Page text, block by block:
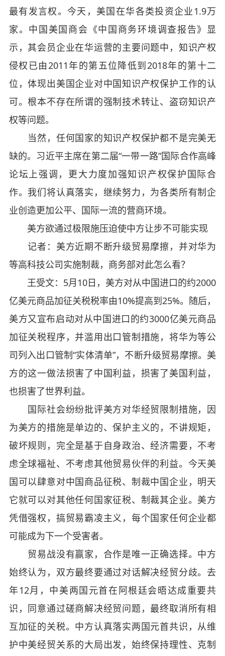
最有发言权。今天，美国在华各类投资企业1.9万
家。中国美国商会《中国商务环境调查报告》显
示，其会员企业在华运营的主要问题中，知识产权
侵权已由2011年的第五位降低到2018年的第十二
位，体现出美国企业对中国知识产权保护工作的认
可。根本不存在所谓的强制技术转让、盗窃知识产
权等问题。
当然，任何国家的知识产权保护都不是完美无
缺的。习近平主席在第二届“一带一路”国际合作高峰
论坛上强调，更大力度加强知识产权保护国际合
作。我们将认真落实，继续努力，为各类所有制企
业创造更加公平、国际一流的营商环境。
美方欲通过极限施压迫使中方让步不可能实现
记者：美方近期不断升级贸易摩擦，并对华为
等高科技公司实施制裁，商务部对此怎么看？
王受文：5月10日，美方对从中国进口的约2000
亿美元商品加征关税税率由10%提高到25%。随后，
美方又宣布启动对从中国进口的约3000亿美元商品
加征关税程序，并滥用出口管制措施，将华为等公
司列入出口管制“实体清单”，不断升级贸易摩擦。美
方的这一做法损害了中国利益，损害了美国利益，
也损害了世界利益。
国际社会纷纷批评美方对华经贸限制措施，因
为美方的措施是单边的、保护主义的，不讲规矩，
破坏规则，完全是基于自身政治、经济需要，不考
虑全球福祉、不考虑其他贸易伙伴的利益。今天美
国可以肆意对中国商品征税、制裁中国企业，明天
它就可以对其他任何国家征税、制裁其企业。美方
凭借强权，搞贸易霸凌主义，每个国家任何企业都
可能成为下一个受害者。
贸易战没有赢家，合作是唯一正确选择。中方
始终认为，双方最终要通过对话解决经贸分歧。去
年12月，中美两国元首在阿根廷会晤达成重要共
识，同意通过磋商解决经贸问题，最终取消所有相
互加征的关税。中方认真落实两国元首共识，从维
护中美经贸关系的大局出发，始终保持理性、克制